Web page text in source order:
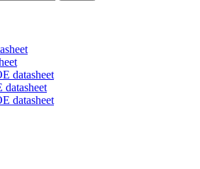
datasheet
datasheet